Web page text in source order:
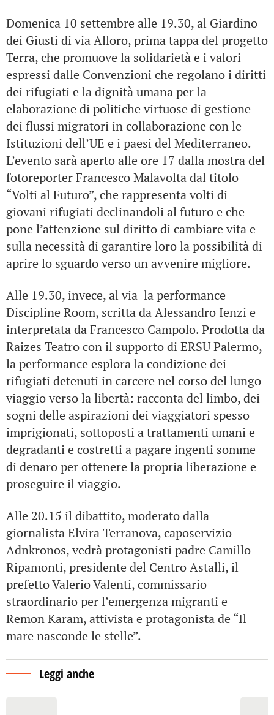
Domenica 10 settembre alle 19.30, al Giardino
dei Giusti di via Alloro, prima tappa del progetto
Terra, che promuove la solidarietà e i valori
espressi dalle Convenzioni che regolano i diritti
dei rifugiati e la dignità umana per la
elaborazione di politiche virtuose di gestione
dei flussi migratori in collaborazione con le
Istituzioni dell’UE e i paesi del Mediterraneo.
L’evento sarà aperto alle ore 17 dalla mostra del
fotoreporter Francesco Malavolta dal titolo
“Volti al Futuro”, che rappresenta volti di
giovani rifugiati declinandoli al futuro e che
pone l’attenzione sul diritto di cambiare vita e
sulla necessità di garantire loro la possibilità di
aprire lo sguardo verso un avvenire migliore.
Alle 19.30, invece, al via la performance
Discipline Room, scritta da Alessandro Ienzi e
interpretata da Francesco Campolo. Prodotta da
Raizes Teatro con il supporto di ERSU Palermo,
la performance esplora la condizione dei
rifugiati detenuti in carcere nel corso del lungo
viaggio verso la libertà: racconta del limbo, dei
sogni delle aspirazioni dei viaggiatori spesso
imprigionati, sottoposti a trattamenti umani e
degradanti e costretti a pagare ingenti somme
di denaro per ottenere la propria liberazione e
proseguire il viaggio.
Alle 20.15 il dibattito, moderato dalla
giornalista Elvira Terranova, caposervizio
Adnkronos, vedrà protagonisti padre Camillo
Ripamonti, presidente del Centro Astalli, il
prefetto Valerio Valenti, commissario
straordinario per l’emergenza migranti e
Remon Karam, attivista e protagonista de “Il
mare nasconde le stelle”.
Leggi anche